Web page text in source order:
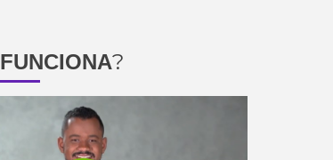
FUNCIONA?